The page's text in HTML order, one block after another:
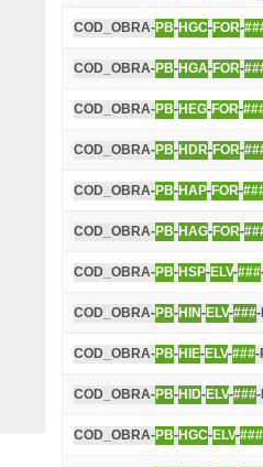
COD_OBRA-PB-HGC-FOR-
COD_OBRA-PB-HGA-FOR-
COD_OBRA-PB-HEG-FOR-
COD_OBRA-PB-HDR-FOR-
COD_OBRA-PB-HAP-FOR-
COD_OBRA-PB-HAG-FOR-
COD_OBRA-PB-HSP-ELV-###
COD_OBRA-PB-HIN-ELV-###
COD_OBRA-PB-HIE-ELV-###-
COD_OBRA-PB-HID-ELV-###
COD_OBRA-PB-HGC-ELV-###